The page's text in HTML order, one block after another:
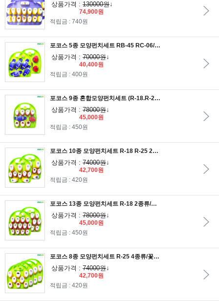
상품가격 : 130000원↓
74,900원
적립금 : 740원
포코스 5종 모양펀치세트 RB-45 RC-06/테두리모양펀치세트/코너모양펀치세트
상품가격 : 70000원↓
40,400원
적립금 : 400원
포코스 9종 혼합모양펀치세트 (R-18.R-25.RC-06.RB-45)
상품가격 : 78000원↓
45,000원
적립금 : 450원
포코스 10종 모양펀치세트 R-18 R-25 2종류/꽃모양펀치/기본모양펀치
상품가격 : 74000원↓
42,700원
적립금 : 420원
포코스 13종 모양펀치세트 R-18 2종류/기본모양펀치세트/꽃모양펀치세트
상품가격 : 78000원↓
45,000원
적립금 : 450원
포코스 8종 모양펀치세트 R-25 4종류/꽃모양펀치세트/동물모양펀치세트/혼합모양펀치세트
상품가격 : 74000원↓
42,700원
적립금 : 420원